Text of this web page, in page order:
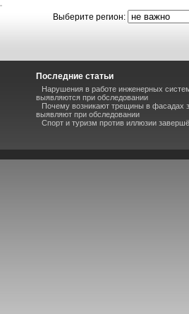
Выберите регион:
Последние статьи
Нарушения в работе инженерных
выявляются при обследовании
Почему возникают трещины в фасадах
выявляют при обследовании
Спорт и туризм против иллюзии